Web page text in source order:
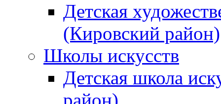
Детская
(Кировский район)
Школы искусств
Детская школа